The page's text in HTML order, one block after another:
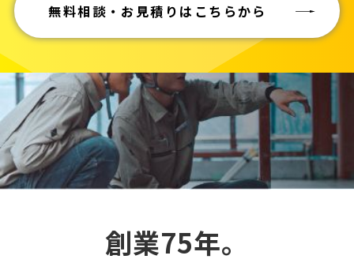
無料相談・お見積りはこちらから
創業75年。